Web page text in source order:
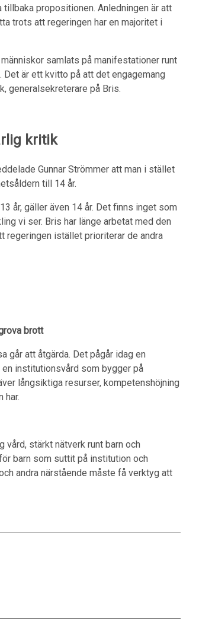
propositionen. Anledningen är att
trots att regeringen har en majoritet i
samlats på manifestationer runt
är ett kvitto på att det engagemang
generalsekreterare på Bris.
kritik
Gunnar Strömmer att man i stället
till 14 år.
år, gäller även 14 år. Det finns inget som
vi ser. Bris har länge arbetat med den
regeringen istället prioriterar de andra
brott
går att åtgärda. Det pågår idag en
institutionsvård som bygger på
långsiktiga resurser, kompetenshöjning
har.
vård, stärkt nätverk runt barn och
barn som suttit på institution och
andra närstående måste få verktyg att